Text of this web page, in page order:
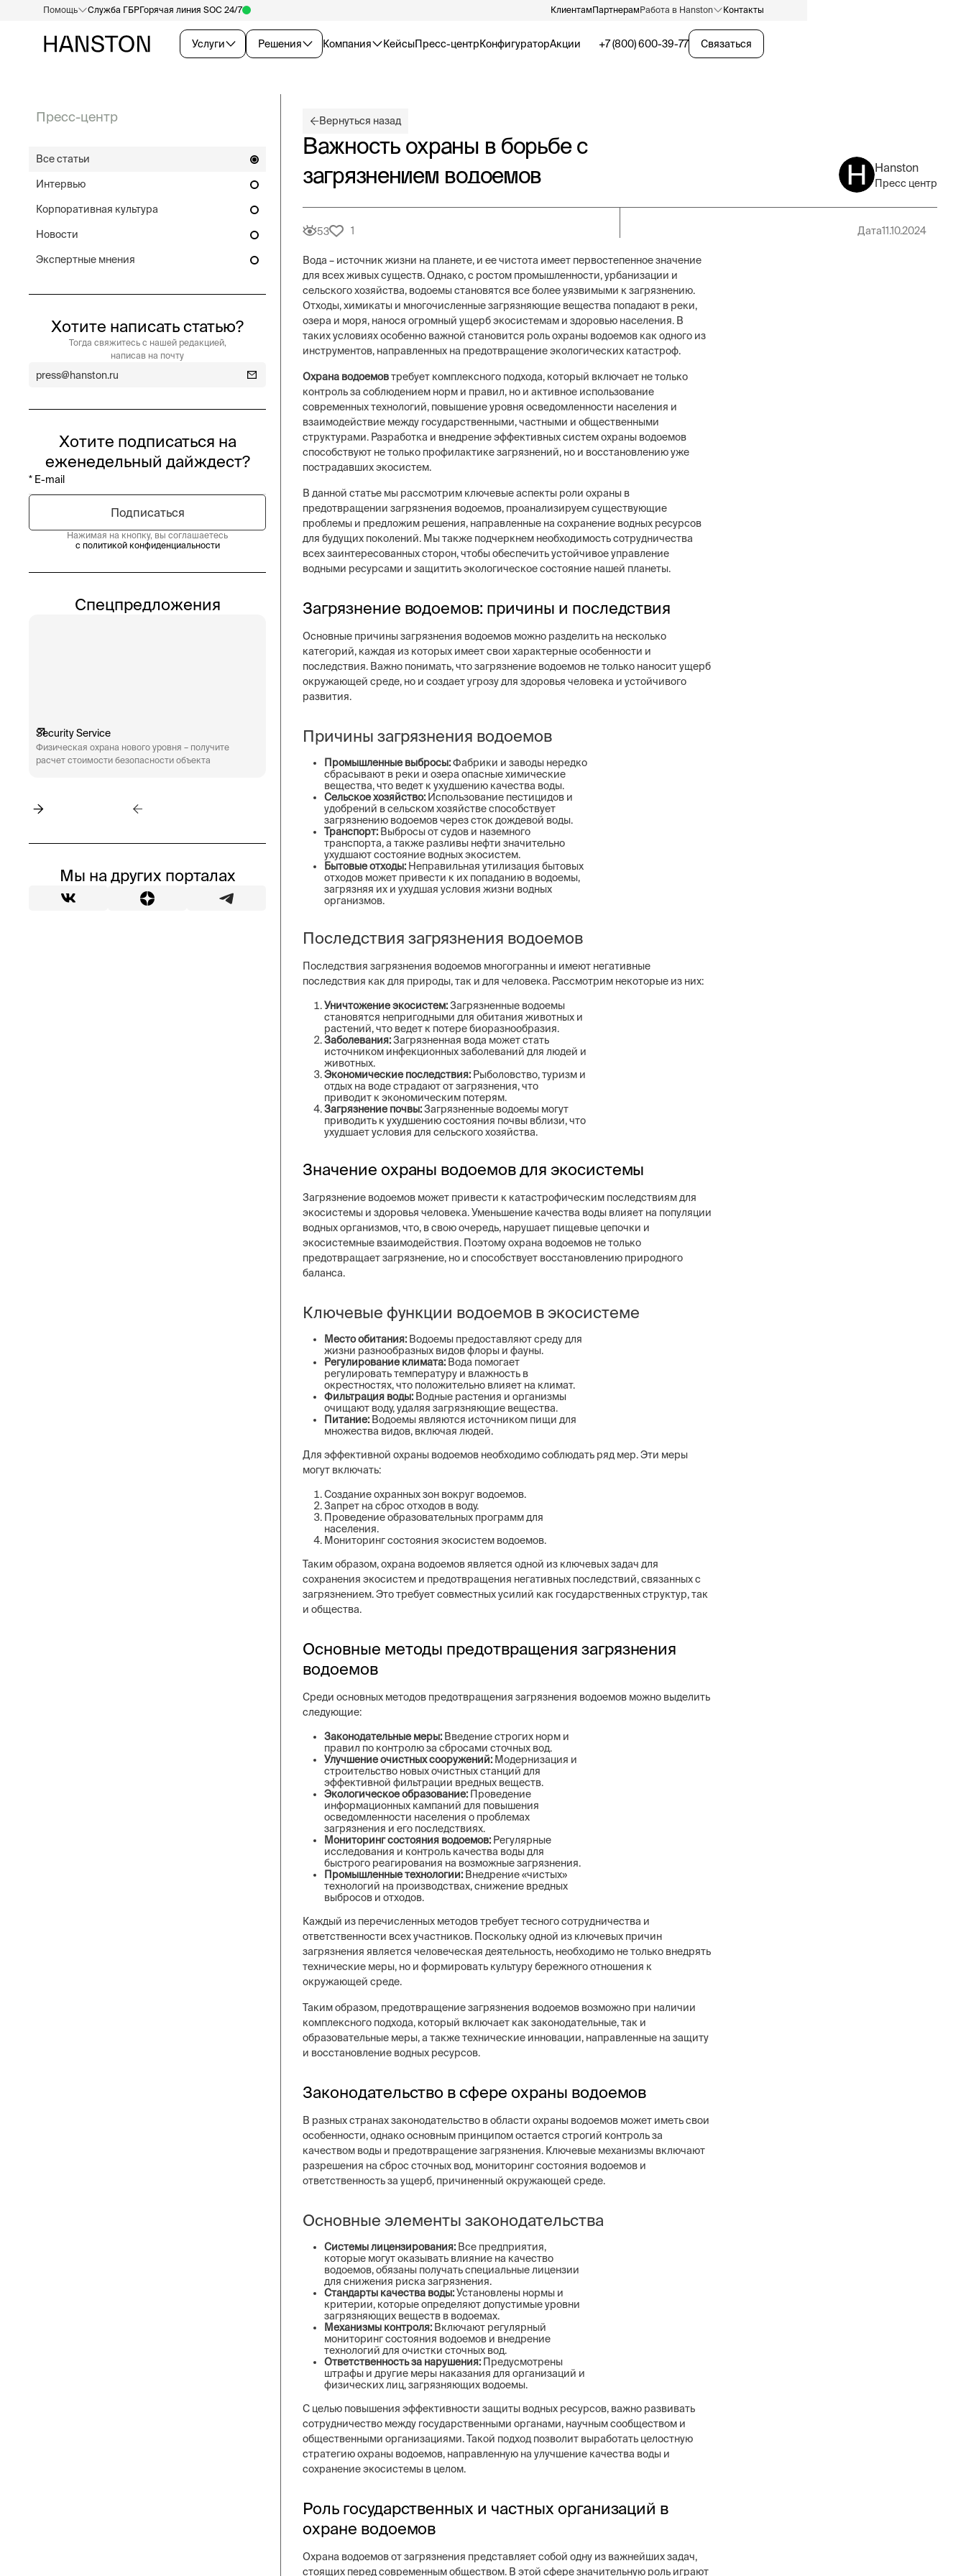
Услуги Решения Компания КейсыПресс-центрКонфигураторАкции
Помощь Служба ГБРГорячая линия SOC 24/7 КлиентамПартнерамРабота в Hanston Контакты
+7 (800) 600-39-77 Связаться
Пресс-центр
Все статьи
Интервью
Корпоративная культура
Новости
Экспертные мнения
Хотите написать статью?
Тогда свяжитесь с нашей редакцией,
написав на почту
press@hanston.ru
Хотите подписаться на
еженедельный дайждест?
Нажимая на кнопку, вы соглашаетесь
с политикой конфиденциальности
Спецпредложения
Security Service
Физическая охрана нового уровня – получите
расчет стоимости безопасности объекта
Engineering
Технические системы безопасности бизнеса –
аудит систем, видеонаблюдение, СКУД,
пожарная сигнализация
Постовая охрана объектов
типов постов, 3 категории охранников,
конфигуратор расчета стоимости охранных
услуг
Мы на других порталах
Вернуться назад
Важность охраны в борьбе с
загрязнением водоемов
Hanston
Пресс центр
53 1 Дата11.10.2024
Вода – источник жизни на планете, и ее чистота имеет первостепенное значение
для всех живых существ. Однако, с ростом промышленности, урбанизации и
сельского хозяйства, водоемы становятся все более уязвимыми к загрязнению.
Отходы, химикаты и многочисленные загрязняющие вещества попадают в реки,
озера и моря, нанося огромный ущерб экосистемам и здоровью населения. В
таких условиях особенно важной становится роль охраны водоемов как одного из
инструментов, направленных на предотвращение экологических катастроф.
Охрана водоемовтребует комплексного подхода, который включает не только
контроль за соблюдением норм и правил, но и активное использование
современных технологий, повышение уровня осведомленности населения и
взаимодействие между государственными, частными и общественными
структурами. Разработка и внедрение эффективных систем охраны водоемов
способствуют не только профилактике загрязнений, но и восстановлению уже
пострадавших экосистем.
В данной статье мы рассмотрим ключевые аспекты роли охраны в
предотвращении загрязнения водоемов, проанализируем существующие
проблемы и предложим решения, направленные на сохранение водных ресурсов
для будущих поколений. Мы также подчеркнем необходимость сотрудничества
всех заинтересованных сторон, чтобы обеспечить устойчивое управление
водными ресурсами и защитить экологическое состояние нашей планеты.
Загрязнение водоемов: причины и последствия
Основные причины загрязнения водоемов можно разделить на несколько
категорий, каждая из которых имеет свои характерные особенности и
последствия. Важно понимать, что загрязнение водоемов не только наносит ущерб
окружающей среде, но и создает угрозу для здоровья человека и устойчивого
развития.
Причины загрязнения водоемов
Промышленные выбросы:Фабрики и заводы нередко
сбрасывают в реки и озера опасные химические
вещества, что ведет к ухудшению качества воды.
Сельское хозяйство: Использование пестицидов и
удобрений в сельском хозяйстве способствует
загрязнению водоемов через сток дождевой воды.
Транспорт: Выбросы от судов и наземного
транспорта, а также разливы нефти значительно
ухудшают состояние водных экосистем.
Бытовые отходы: Неправильная утилизация бытовых
отходов может привести к их попаданию в водоемы,
загрязняя их и ухудшая условия жизни водных
организмов.
Последствия загрязнения водоемов
Последствия загрязнения водоемов многогранны и имеют негативные
последствия как для природы, так и для человека. Рассмотрим некоторые из них:
Уничтожение экосистем:Загрязненные водоемы
становятся непригодными для обитания животных и
растений, что ведет к потере биоразнообразия.
Заболевания:Загрязненная вода может стать
источником инфекционных заболеваний для людей и
животных.
Экономические последствия: Рыболовство, туризм и
отдых на воде страдают от загрязнения, что
приводит к экономическим потерям.
Загрязнение почвы:Загрязненные водоемы могут
приводить к ухудшению состояния почвы вблизи, что
ухудшает условия для сельского хозяйства.
Значение охраны водоемов для экосистемы
Загрязнение водоемов может привести к катастрофическим последствиям для
экосистемы и здоровья человека. Уменьшение качества воды влияет на популяции
водных организмов, что, в свою очередь, нарушает пищевые цепочки и
экосистемные взаимодействия. Поэтому охрана водоемов не только
предотвращает загрязнение, но и способствует восстановлению природного
баланса.
Ключевые функции водоемов в экосистеме
Место обитания: Водоемы предоставляют среду для
жизни разнообразных видов флоры и фауны.
Регулирование климата: Вода помогает
регулировать температуру и влажность в
окрестностях, что положительно влияет на климат.
Фильтрация воды: Водные растения и организмы
очищают воду, удаляя загрязняющие вещества.
Питание: Водоемы являются источником пищи для
множества видов, включая людей.
Для эффективной охраны водоемов необходимо соблюдать ряд мер. Эти меры
могут включать:
Создание охранных зон вокруг водоемов.
Запрет на сброс отходов в воду.
Проведение образовательных программ для
населения.
Мониторинг состояния экосистем водоемов.
Таким образом, охрана водоемов является одной из ключевых задач для
сохранения экосистем и предотвращения негативных последствий, связанных с
загрязнением. Это требует совместных усилий как государственных структур, так
и общества.
Основные методы предотвращения загрязнения
водоемов
Среди основных методов предотвращения загрязнения водоемов можно выделить
следующие:
Законодательные меры: Введение строгих норм и
правил по контролю за сбросами сточных вод.
Улучшение очистных сооружений: Модернизация и
строительство новых очистных станций для
эффективной фильтрации вредных веществ.
Экологическое образование: Проведение
информационных кампаний для повышения
осведомленности населения о проблемах
загрязнения и его последствиях.
Мониторинг состояния водоемов: Регулярные
исследования и контроль качества воды для
быстрого реагирования на возможные загрязнения.
Промышленные технологии: Внедрение «чистых»
технологий на производствах, снижение вредных
выбросов и отходов.
Каждый из перечисленных методов требует тесного сотрудничества и
ответственности всех участников. Поскольку одной из ключевых причин
загрязнения является человеческая деятельность, необходимо не только внедрять
технические меры, но и формировать культуру бережного отношения к
окружающей среде.
Таким образом, предотвращение загрязнения водоемов возможно при наличии
комплексного подхода, который включает как законодательные, так и
образовательные меры, а также технические инновации, направленные на защиту
и восстановление водных ресурсов.
Законодательство в сфере охраны водоемов
В разных странах законодательство в области охраны водоемов может иметь свои
особенности, однако основным принципом остается строгий контроль за
качеством воды и предотвращение загрязнения. Ключевые механизмы включают
разрешения на сброс сточных вод, мониторинг состояния водоемов и
ответственность за ущерб, причиненный окружающей среде.
Основные элементы законодательства
Системы лицензирования: Все предприятия,
которые могут оказывать влияние на качество
водоемов, обязаны получать специальные лицензии
для снижения риска загрязнения.
Стандарты качества воды:Установлены нормы и
критерии, которые определяют допустимые уровни
загрязняющих веществ в водоемах.
Механизмы контроля: Включают регулярный
мониторинг состояния водоемов и внедрение
технологий для очистки сточных вод.
Ответственность за нарушения: Предусмотрены
штрафы и другие меры наказания для организаций и
физических лиц, загрязняющих водоемы.
С целью повышения эффективности защиты водных ресурсов, важно развивать
сотрудничество между государственными органами, научным сообществом и
общественными организациями. Такой подход позволит выработать целостную
стратегию охраны водоемов, направленную на улучшение качества воды и
сохранение экосистемы в целом.
Роль государственных и частных организаций в
охране водоемов
Охрана водоемов от загрязнения представляет собой одну из важнейших задач,
стоящих перед современным обществом. В этой сфере значительную роль играют